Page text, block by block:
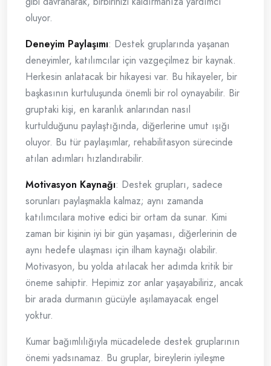
oluyor.
Deneyim Paylaşımı: Destek gruplarında yaşanan
deneyimler, katılımcılar için vazgeçilmez bir kaynak.
Herkesin anlatacak bir hikayesi var. Bu hikayeler, bir
başkasının kurtuluşunda önemli bir rol oynayabilir. Bir
gruptaki kişi, en karanlık anlarından nasıl
kurtulduğunu paylaştığında, diğerlerine umut ışığı
oluyor. Bu tür paylaşımlar, rehabilitasyon sürecinde
atılan adımları hızlandırabilir.
Motivasyon Kaynağı: Destek grupları, sadece
sorunları paylaşmakla kalmaz; aynı zamanda
katılımcılara motive edici bir ortam da sunar. Kimi
zaman bir kişinin iyi bir gün yaşaması, diğerlerinin de
aynı hedefe ulaşması için ilham kaynağı olabilir.
Motivasyon, bu yolda atılacak her adımda kritik bir
öneme sahiptir. Hepimiz zor anlar yaşayabiliriz, ancak
bir arada durmanın gücüyle aşılamayacak engel
yoktur.
Kumar bağımlılığıyla mücadelede destek gruplarının
önemi yadsınamaz. Bu gruplar, bireylerin iyileşme